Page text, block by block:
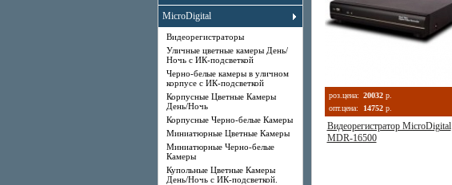
MicroDigital
Видеорегистраторы
Уличные цветные камеры День/
Ночь с ИК-подсветкой
Черно-белые камеры в уличном
корпусе с ИК-подсветкой
Корпусные Цветные Камеры
День/Ночь
Корпусные Черно-белые Камеры
Миниатюрные Цветные Камеры
Миниатюрные Черно-белые
Камеры
Купольные Цветные Камеры
День/Ночь с ИК-подсветкой.
роз.цена: 20032 р.
опт.цена:
14752 р.
Видеорегистратор MicroDigital
MDR-16500